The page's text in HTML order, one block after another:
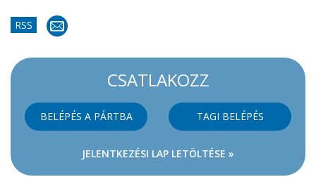
RSS
CSATLAKOZZ
BELÉPÉS A PÁRTBA TAGI BELÉPÉS
JELENTKEZÉSI LAP LETÖLTÉSE »